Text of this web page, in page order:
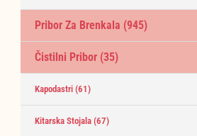
Pribor Za Brenkala (945)
Čistilni Pribor (35)
Kapodastri (61)
Kitarska Stojala (67)